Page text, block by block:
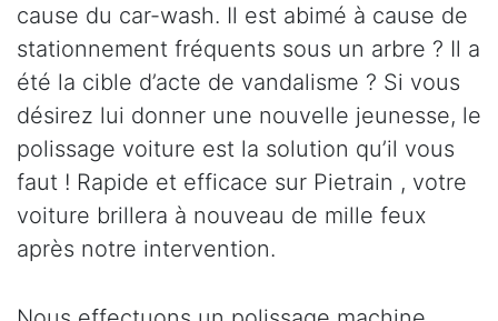
cause du car-wash. Il est abimé à cause de
stationnement fréquents sous un arbre ? Il a
été la cible d’acte de vandalisme ? Si vous
désirez lui donner une nouvelle jeunesse, le
polissage voiture est la solution qu’il vous
faut ! Rapide et efficace sur Pietrain , votre
voiture brillera à nouveau de mille feux
après notre intervention.